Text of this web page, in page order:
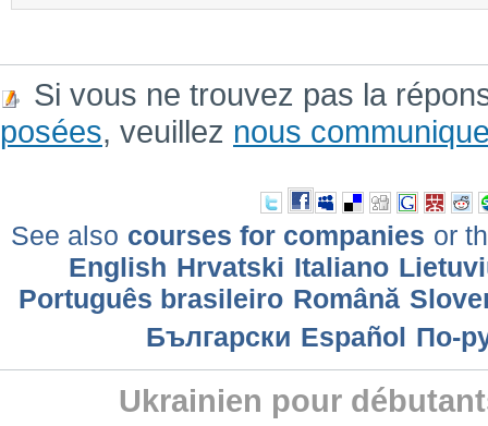
Si vous ne trouvez pas la
posées, veuillez nous
See also courses for companies or
English Hrvatski Italiano
Português brasileiro Română
Български Еspañol По-
Ukrainien pour